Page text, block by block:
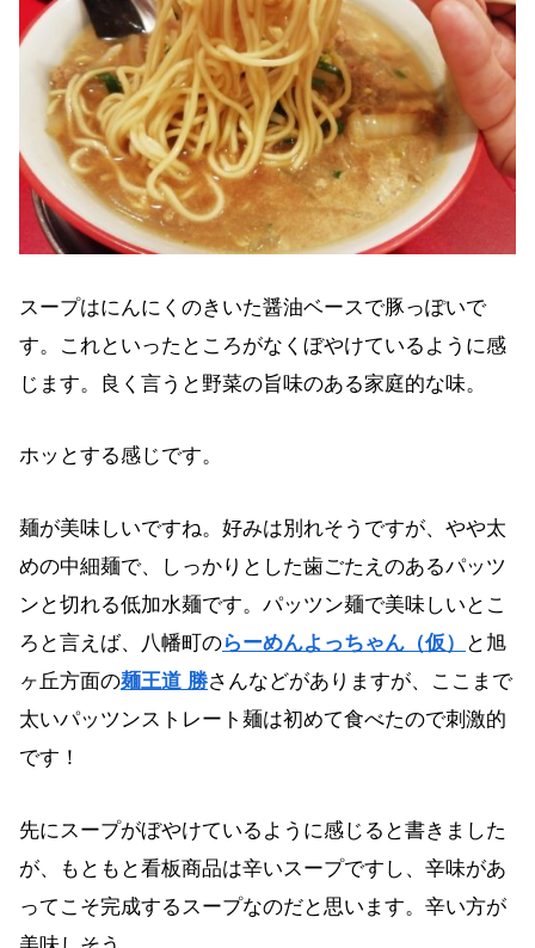
スープはにんにくのきいた醤油ベースで豚っぽいで
す。これといったところがなくぼやけているように感
じます。良く言うと野菜の旨味のある家庭的な味。
ホッとする感じです。
麺が美味しいですね。好みは別れそうですが、やや太
めの中細麺で、しっかりとした歯ごたえのあるパッツ
ンと切れる低加水麺です。パッツン麺で美味しいとこ
ろと言えば、八幡町のらーめんよっちゃん（仮）
と旭
ヶ丘方面の麺王道 勝さんなどがありますが、ここまで
太いパッツンストレート麺は初めて食べたので刺激的
です！
先にスープがぼやけているように感じると書きました
が、もともと看板商品は辛いスープですし、辛味があ
ってこそ完成するスープなのだと思います。辛い方が